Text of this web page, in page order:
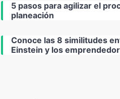
5 pasos para agilizar el
planeación
Conoce las 8 similitudes
Einstein y los